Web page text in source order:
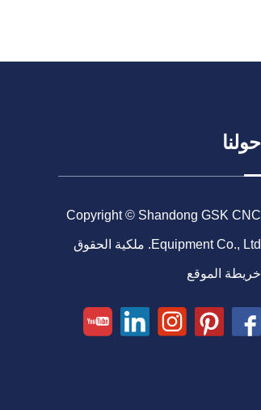
حولنا
Copyright © Shandong GSK CNC
Equipment Co., Ltd. ملكية الحقوق
خريطة الموقع